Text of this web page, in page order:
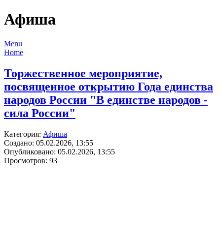
Афиша
Menu
Home
Торжественное мероприятие,
посвященное открытию Года единства
народов России "В единстве народов -
сила России"
Категория: Афиша
Создано: 05.02.2026, 13:55
Опубликовано: 05.02.2026, 13:55
Просмотров: 93